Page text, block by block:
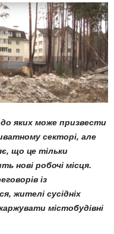
яких може призвести
секторі, але
що це тільки
нові робочі місця.
із
жителі сусідніх
містобудівні